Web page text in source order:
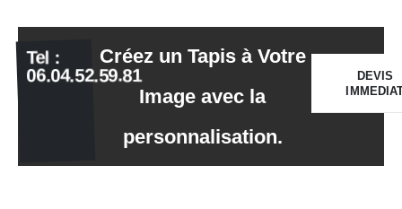
Tel :
06.04.52.59.81
Créez un Tapis à Votre
Image avec la
personnalisation.
DEVIS